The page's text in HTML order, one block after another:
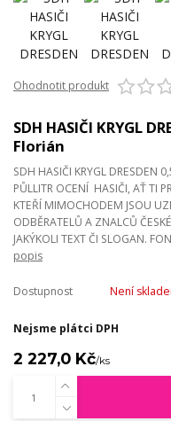
Ohodnotit produkt
SDH HASIČI KRYGL
Florián
SDH HASIČI KRYGL DRESDEN
PŮLLITR OCENÍ HASIČI, AŤ TI
KTEŘÍ MIMOCHODEM JSOU
ODBĚRATELŮ A ZNALCŮ
JAKÝKOLI TEXT ČI SLOGAN.
popis
Dostupnost Není
Nejsme plátci DPH
2 227,0 Kč/ks